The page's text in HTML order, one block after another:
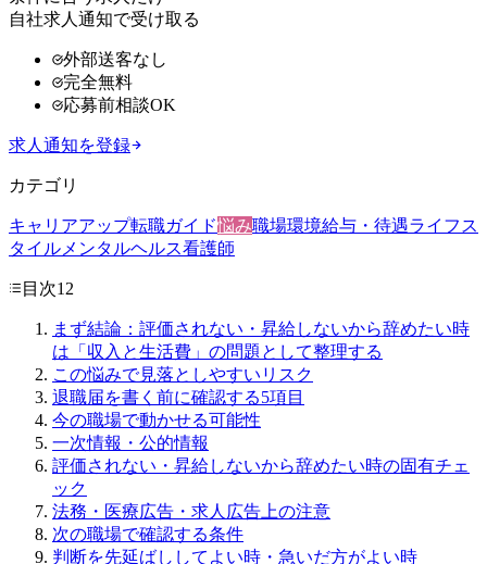
自社求人通知で受け取る
外部送客なし
完全無料
応募前相談OK
求人通知を登録
カテゴリ
キャリアアップ転職ガイド悩み職場環境給与・待遇ライフス
タイル メンタルヘルス看護師
目次12
まず結論：評価されない・昇給しないから辞めたい時
は「収入と生活費」の問題として整理する
この悩みで見落としやすいリスク
退職届を書く前に確認する5項目
今の職場で動かせる可能性
一次情報・公的情報
評価されない・昇給しないから辞めたい時の固有チェ
ック
法務・医療広告・求人広告上の注意
次の職場で確認する条件
判断を先延ばししてよい時・急いだ方がよい時